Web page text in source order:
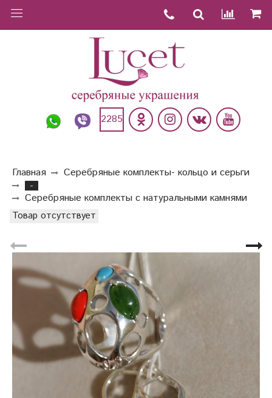
2285
Главная
Серебряные комплекты- кольцо и серьги
-
Серебряные комплекты с натуральными камнями
Товар отсутствует